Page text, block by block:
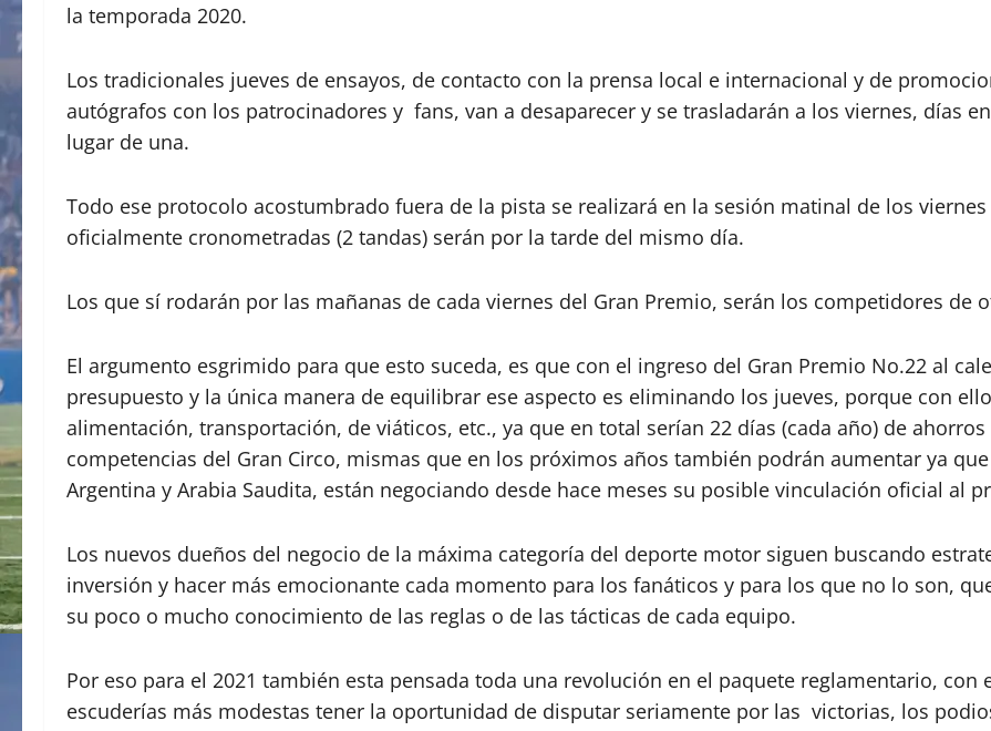
la temporada 2020.
Los tradicionales jueves de ensayos, de contacto con la prensa local e internacional y de
autógrafos con los patrocinadores y fans, van a desaparecer y se trasladarán a los viernes, días
lugar de una.
Todo ese protocolo acostumbrado fuera de la pista se realizará en la sesión matinal de los
oficialmente cronometradas (2 tandas) serán por la tarde del mismo día.
Los que sí rodarán por las mañanas de cada viernes del Gran Premio, serán los competidores de
El argumento esgrimido para que esto suceda, es que con el ingreso del Gran Premio No.22 al
presupuesto y la única manera de equilibrar ese aspecto es eliminando los jueves, porque con
alimentación, transportación, de viáticos, etc., ya que en total serían 22 días (cada año) de
competencias del Gran Circo, mismas que en los próximos años también podrán aumentar ya
Argentina y Arabia Saudita, están negociando desde hace meses su posible vinculación oficial al
Los nuevos dueños del negocio de la máxima categoría del deporte motor siguen buscando
inversión y hacer más emocionante cada momento para los fanáticos y para los que no lo son,
su poco o mucho conocimiento de las reglas o de las tácticas de cada equipo.
Por eso para el 2021 también esta pensada toda una revolución en el paquete reglamentario,
escuderías más modestas tener la oportunidad de disputar seriamente por las victorias, los